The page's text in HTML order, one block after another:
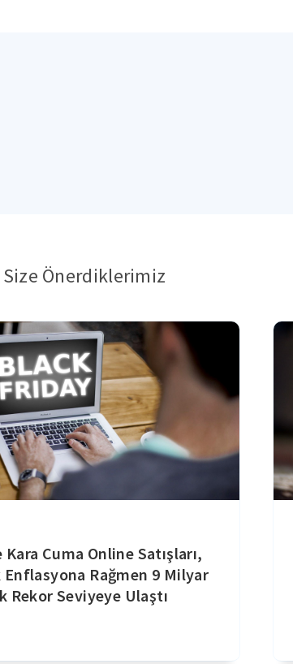
Size Önerdiklerimiz
Kara Cuma Online Satışları,
Enflasyona Rağmen 9 Milyar
Rekor Seviyeye Ulaştı